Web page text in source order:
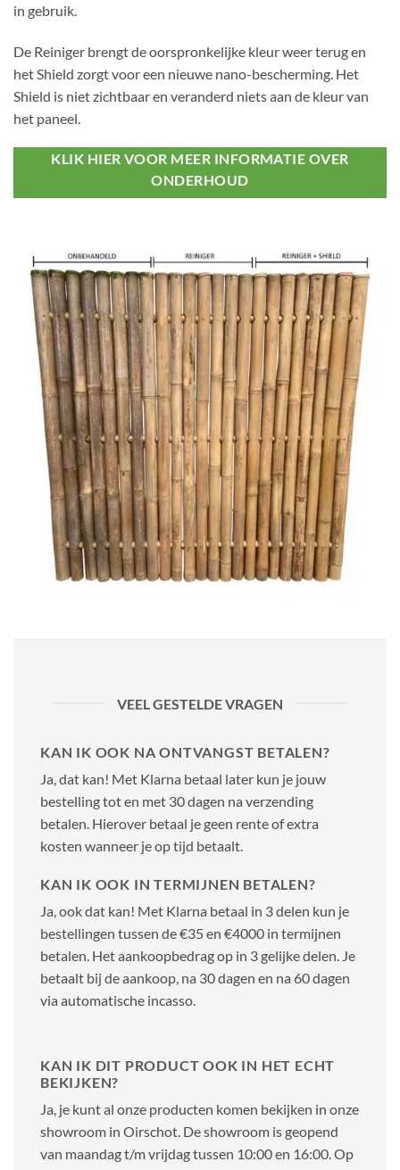
in gebruik.
De Reiniger brengt de oorspronkelijke kleur weer terug en
het Shield zorgt voor een nieuwe nano-bescherming. Het
Shield is niet zichtbaar en veranderd niets aan de kleur van
het paneel.
KLIK HIER VOOR MEER INFORMATIE OVER
ONDERHOUD
VEEL GESTELDE VRAGEN
KAN IK OOK NA ONTVANGST BETALEN?
Ja, dat kan! Met Klarna betaal later kun je jouw
bestelling tot en met 30 dagen na verzending
betalen. Hierover betaal je geen rente of extra
kosten wanneer je op tijd betaalt.
KAN IK OOK IN TERMIJNEN BETALEN?
Ja, ook dat kan! Met Klarna betaal in 3 delen kun je
bestellingen tussen de €35 en €4000 in termijnen
betalen. Het aankoopbedrag op in 3 gelijke delen. Je
betaalt bij de aankoop, na 30 dagen en na 60 dagen
via automatische incasso.
KAN IK DIT PRODUCT OOK IN HET ECHT
BEKIJKEN?
Ja, je kunt al onze producten komen bekijken in onze
showroom in Oirschot. De showroom is geopend
van maandag t/m vrijdag tussen 10:00 en 16:00. Op